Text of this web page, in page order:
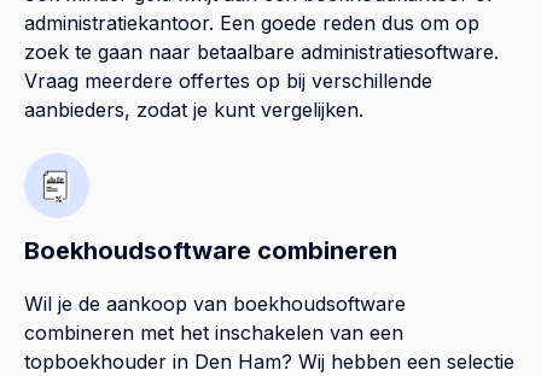
administratiekantoor. Een goede reden dus om op
zoek te gaan naar betaalbare administratiesoftware.
Vraag meerdere offertes op bij verschillende
aanbieders, zodat je kunt vergelijken.
Boekhoudsoftware combineren
Wil je de aankoop van boekhoudsoftware
combineren met het inschakelen van een
topboekhouder in Den Ham? Wij hebben een selectie